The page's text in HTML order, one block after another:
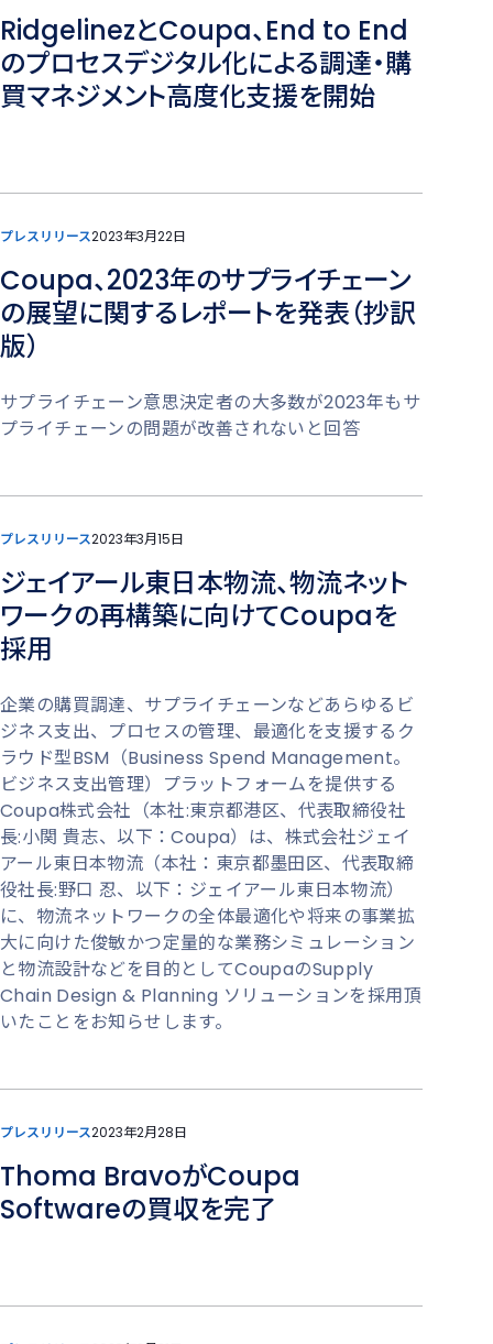
RidgelinezとCoupa、End to End
のプロセスデジタル化による調達・購
買マネジメント高度化支援を開始
プレスリリース2023年3月22日
Coupa、2023年のサプライチェーン
の展望に関するレポートを発表（抄訳
版）
サプライチェーン意思決定者の大多数が2023年もサ
プライチェーンの問題が改善されないと回答
プレスリリース2023年3月15日
ジェイアール東日本物流、物流ネット
ワークの再構築に向けてCoupaを
採用
企業の購買調達、サプライチェーンなどあらゆるビ
ジネス支出、プロセスの管理、最適化を支援するク
ラウド型BSM（Business Spend Management。
ビジネス支出管理）プラットフォームを提供する
Coupa株式会社（本社:東京都港区、代表取締役社
長:小関 貴志、以下：Coupa）は、株式会社ジェイ
アール東日本物流（本社：東京都墨田区、代表取締
役社長:野口 忍、以下：ジェイアール東日本物流）
に、物流ネットワークの全体最適化や将来の事業拡
大に向けた俊敏かつ定量的な業務シミュレーション
と物流設計などを目的としてCoupaのSupply
Chain Design & Planning ソリューションを採用頂
いたことをお知らせします。
プレスリリース2023年2月28日
Thoma BravoがCoupa
Softwareの買収を完了